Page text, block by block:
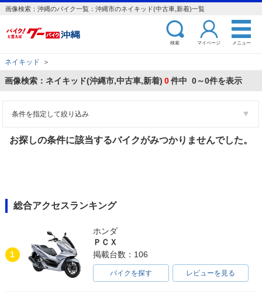
画像検索：沖縄のバイク一覧：沖縄市のネイキッド(中古車,新着)一覧
検索 マイページ メニュー
ネイキッド ＞
画像検索：ネイキッド(沖縄市,中古車,新着) 0件中 0～0件を表示
条件を指定して絞り込み
お探しの条件に該当するバイクがみつかりませんでした。
総合アクセスランキング
1
ホンダ
ＰＣＸ
掲載台数：106
バイクを探す レビューを見る